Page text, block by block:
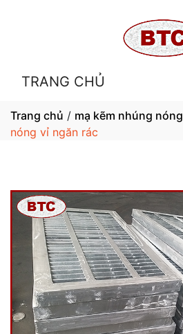
TRANG CHỦ
Trang chủ / mạ kẽm nhúng nóng
nóng vỉ ngăn rác